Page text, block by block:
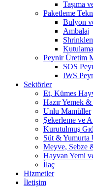
Taşıma
Paketleme
Bulyon
Ambalaj
Kutulama
Peynir Üretim
SOS
IWS
Sektörler
Et, Kümes
Hazır Yemek
Unlu Mamüller
Şekerleme ve
Kurutulmuş
Süt & Yumurta
Meyve, Sebze
Hayvan Yemi
İlaç
Hizmetler
İletişim